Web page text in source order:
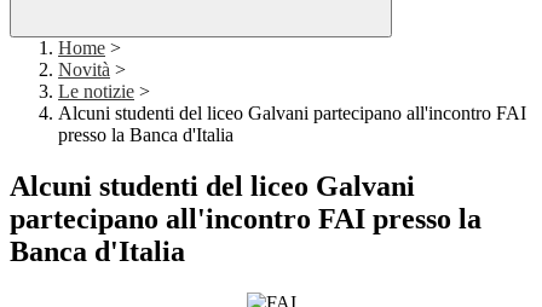
Home >
Novità >
Le notizie >
Alcuni studenti del liceo Galvani partecipano all'incontro FAI
presso la Banca d'Italia
Alcuni studenti del liceo Galvani
partecipano all'incontro FAI presso la
Banca d'Italia